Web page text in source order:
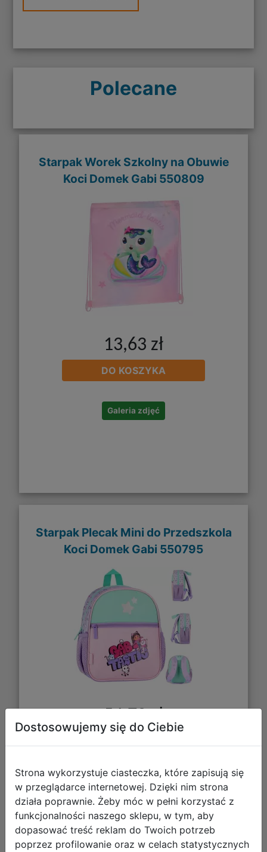
Polecane
Starpak Worek Szkolny na Obuwie
Koci Domek Gabi 550809
13,63 zł
DO KOSZYKA
Galeria zdjęć
Starpak Plecak Mini do Przedszkola
Koci Domek Gabi 550795
Galeria zdjęć
Dostosowujemy się do Ciebie
Strona wykorzystuje ciasteczka, które zapisują się
w przeglądarce internetowej. Dzięki nim strona
działa poprawnie. Żeby móc w pełni korzystać z
funkcjonalności naszego sklepu, w tym, aby
dopasować treść reklam do Twoich potrzeb
poprzez profilowanie oraz w celach statystycznych